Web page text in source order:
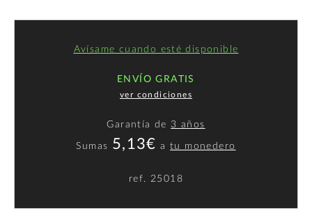
Avísame cuando esté disponible
ENVÍO GRATIS
ver condiciones
Garantía de 3 años
Sumas 5,13€ atu monedero
ref. 25018